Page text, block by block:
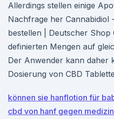
Allerdings stellen einige
Nachfrage her Cannabidiol
bestellen | Deutscher Shop
definierten Mengen auf
Der Anwender kann daher
Dosierung von CBD
können sie hanflotion für
cbd von hanf gegen